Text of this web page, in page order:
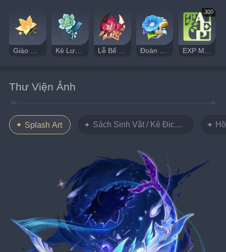
Giáo Quan Kẻ Lưu Đày Lễ Bế Mạc Của Giác Đấu Sĩ Đoàn Hát Lang Thang Đại Lục
300
EXP Mạo Hiểm
Thư Viện Ảnh
Splash Art Sách Sinh Vật / Kẻ Địch Và Ma Vật